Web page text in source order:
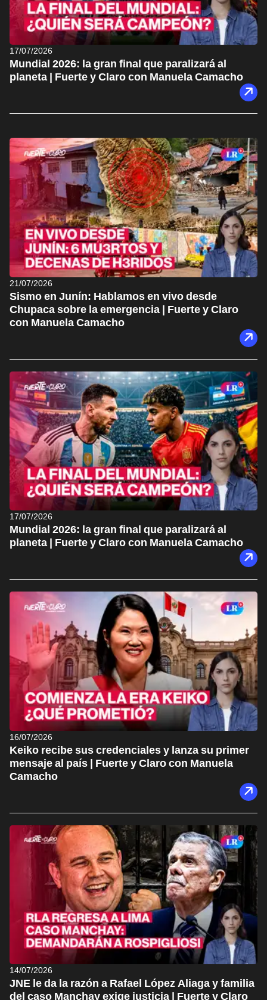
17/07/2026
Mundial 2026: la gran final que paralizará al
planeta | Fuerte y Claro con Manuela Camacho
21/07/2026
Sismo en Junín: Hablamos en vivo desde
Chupaca sobre la emergencia | Fuerte y Claro
con Manuela Camacho
17/07/2026
Mundial 2026: la gran final que paralizará al
planeta | Fuerte y Claro con Manuela Camacho
16/07/2026
Keiko recibe sus credenciales y lanza su primer
mensaje al país | Fuerte y Claro con Manuela
Camacho
14/07/2026
JNE le da la razón a Rafael López Aliaga y familia
del caso Manchay exige justicia | Fuerte y Claro